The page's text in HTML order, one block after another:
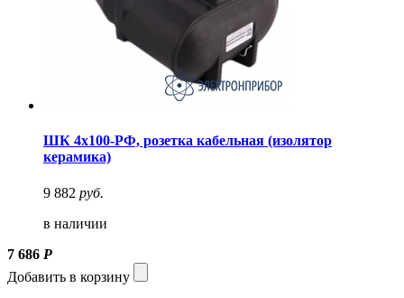
ШК 4х100-РФ, розетка кабельная (изолятор
керамика)
9 882 руб.
в наличии
7 686 Р
Добавить в корзину